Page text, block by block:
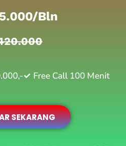
bln
Free Call 100 Menit
SEKARANG